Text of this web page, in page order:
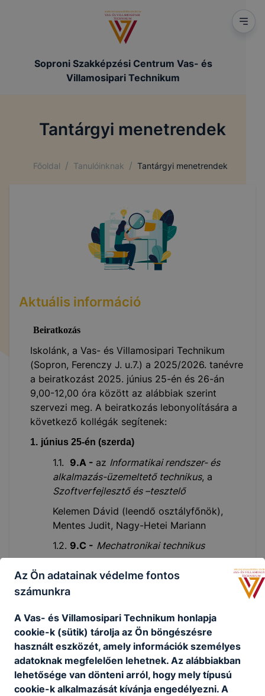
Soproni Szakképzési Centrum Vas- és
Villamosipari Technikum
Tantárgyi menetrendek
Főoldal / Tanulóinknak / Tantárgyi menetrendek
Aktuális információ
Beiratkozás
Iskolánk, a Vas- és Villamosipari Technikum
(Sopron, Ferenczy J. u.7.) a 2025/2026. tanévre
a beiratkozást 2025. június 25-én és 26-án
9,00-12,00 óra között az alábbiak szerint
szervezi meg. A beiratkozás lebonyolítására a
következő kollégák segítenek:
1. június 25-én (szerda)
1.1. 9.A - az Informatikai rendszer- és
alkalmazás-üzemeltető technikus, a
Szoftverfejlesztő és –tesztelő
Kelemen Dávid (leendő osztályfőnök),
Mentes Judit, Nagy-Hetei Mariann
1.2. 9.C - Mechatronikai technikus
Barta Edit, Bischof Annamária
technikus (autószerelő)szakra jelentkezett
tanulóknak.
Németh-Csóka Tibor, (leendő
osztályfőnök), Albert Anna Renáta,
Almássy Katalin
Az Ön adatainak védelme fontos
számunkra
A Vas- és Villamosipari Technikum honlapja
cookie-k (sütik) tárolja az Ön böngészésre
használt eszközét, amely információk személyes
adatoknak megfelelően lehetnek. Az alábbiakban
lehetősége van dönteni arról, hogy mely típusú
cookie-k alkalmazását kívánja engedélyezni. A